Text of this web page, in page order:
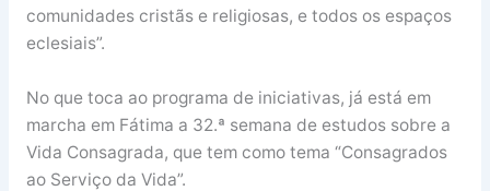
comunidades cristãs e religiosas, e todos os espaços
eclesiais”.
No que toca ao programa de iniciativas, já está em
marcha em Fátima a 32.ª semana de estudos sobre a
Vida Consagrada, que tem como tema “Consagrados
ao Serviço da Vida”.